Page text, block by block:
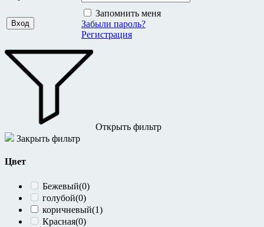
Сезон
демисезон(11)
(4)
осень
Джинсы
Аксессуары
Пиджаки (1)
Платья (1)
Свитшоты(1)
Юбки
(3)
Запомнить меня
Забыли пароль?
Регистрация
Открыть фильтр
Закрыть фильтр
Цвет
Бежевый(0)
голубой(0)
коричневый(1)
Красная(0)